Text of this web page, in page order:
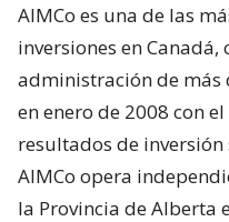
AIMCo es una de las
inversiones en
administración de más
en enero de 2008 con
resultados de
AIMCo opera
la Provincia de Alberta